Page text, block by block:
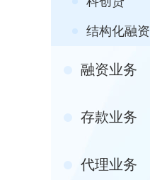
结构化融资
融资业务
存款业务
代理业务